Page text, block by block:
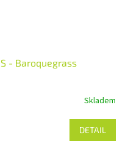
- Baroquegrass
Skladem
DETAIL